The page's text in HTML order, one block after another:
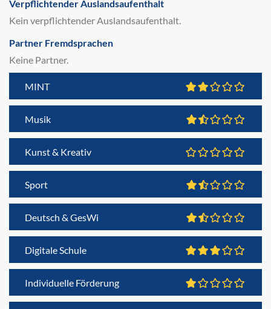
Verpflichtender Auslandsaufenthalt
Kein verpflichtender Auslandsaufenthalt.
Partner Fremdsprachen
Keine Partner.
MINT
Musik
Kunst & Kreativ
Sport
Deutsch & GesWi
Digitale Schule
Individuelle Förderung